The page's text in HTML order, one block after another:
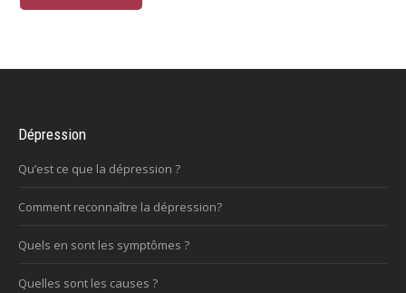
Dépression
Qu’est ce que la dépression ?
Comment reconnaître la dépression?
Quels en sont les symptômes ?
Quelles sont les causes ?